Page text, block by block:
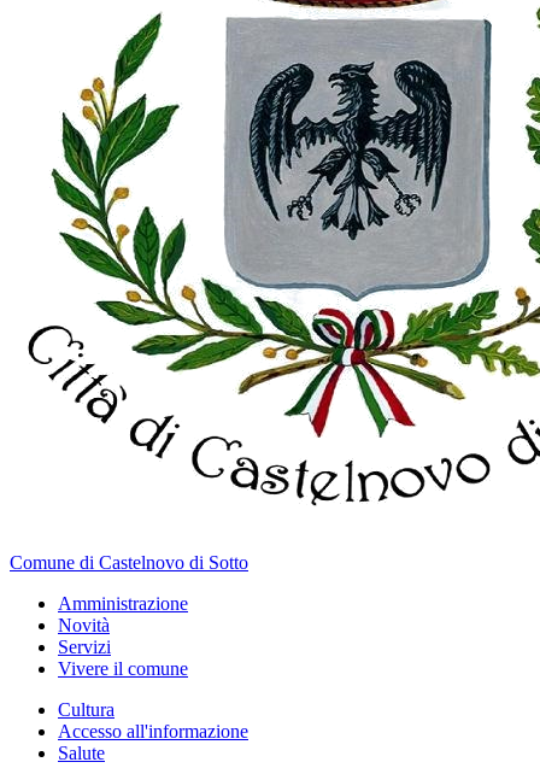
Comune di Castelnovo di Sotto
Amministrazione
Novità
Servizi
Vivere il comune
Cultura
Accesso all'informazione
Salute